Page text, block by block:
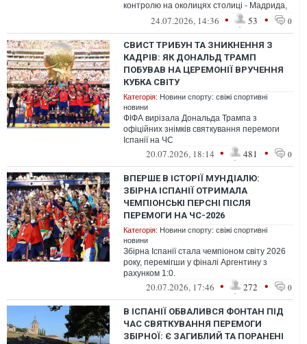
контролю на околицях столиці - Мадрида,
що призвело до евакуаці...
24.07.2026, 14:36 • 53 • 0
СВИСТ ТРИБУН ТА ЗНИКНЕННЯ З
КАДРІВ: ЯК ДОНАЛЬД ТРАМП
ПОБУВАВ НА ЦЕРЕМОНІЇ ВРУЧЕННЯ
КУБКА СВІТУ
Категорія: Новини спорту: свіжі спортивні
новини
ФІФА вирізала Дональда Трампа з
офіційних знімків святкування перемоги
Іспанії на ЧС
20.07.2026, 18:14 • 481 • 0
ВПЕРШЕ В ІСТОРІЇ МУНДІАЛЮ:
ЗБІРНА ІСПАНІЇ ОТРИМАЛА
ЧЕМПІОНСЬКІ ПЕРСНІ ПІСЛЯ
ПЕРЕМОГИ НА ЧС-2026
Категорія: Новини спорту: свіжі спортивні
новини
Збірна Іспанії стала чемпіоном світу 2026
року, перемігши у фіналі Аргентину з
рахунком 1:0.
20.07.2026, 17:46 • 272 • 0
В ІСПАНІЇ ОБВАЛИВСЯ ФОНТАН ПІД
ЧАС СВЯТКУВАННЯ ПЕРЕМОГИ
ЗБІРНОЇ: Є ЗАГИБЛИЙ ТА ПОРАНЕНІ